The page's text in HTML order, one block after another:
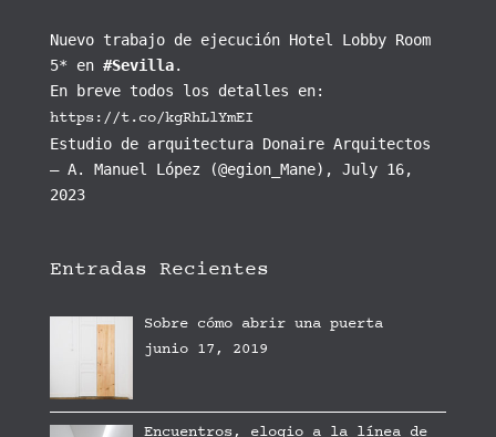
Nuevo trabajo de ejecución Hotel Lobby Room
5* en #Sevilla.
En breve todos los detalles en:
https://t.co/kgRhLlYmEI
Estudio de arquitectura Donaire Arquitectos
— A. Manuel López (@egion_Mane), July 16,
2023
Entradas Recientes
Sobre cómo abrir una puerta
junio 17, 2019
Encuentros, elogio a la línea de